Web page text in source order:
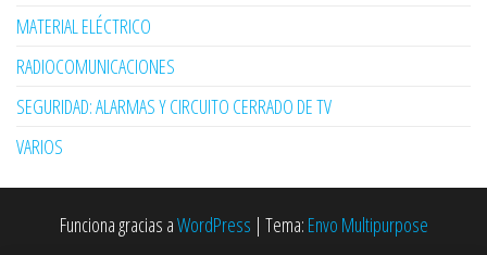
MATERIAL ELÉCTRICO
RADIOCOMUNICACIONES
SEGURIDAD: ALARMAS Y CIRCUITO CERRADO DE TV
VARIOS
Funciona gracias aWordPress | Tema: Envo Multipurpose